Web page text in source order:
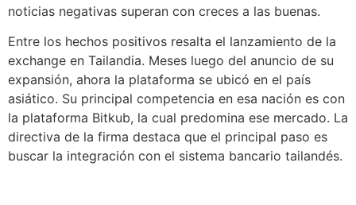
noticias negativas superan con creces a las buenas.
Entre los hechos positivos resalta el lanzamiento de la
exchange en Tailandia. Meses luego del anuncio de su
expansión, ahora la plataforma se ubicó en el país
asiático. Su principal competencia en esa nación es con
la plataforma Bitkub, la cual predomina ese mercado. La
directiva de la firma destaca que el principal paso es
buscar la integración con el sistema bancario tailandés.